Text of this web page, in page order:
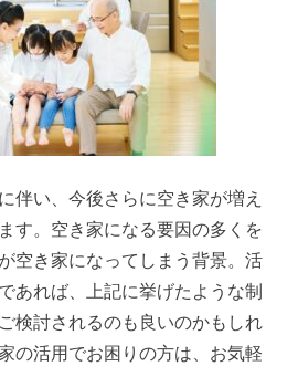
伴い、今後さらに空き家が増え
す。空き家になる要因の多くを
空き家になってしまう背景。活
あれば、上記に挙げたような制
検討されるのも良いのかもしれ
の活用でお困りの方は、お気軽